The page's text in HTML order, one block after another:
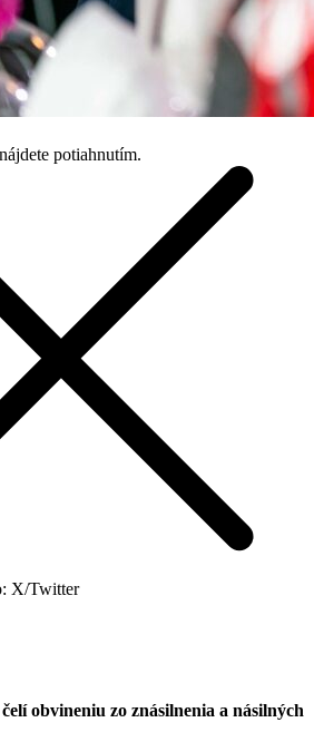
potiahnutím.
X/Twitter
obvineniu zo znásilnenia a násilných